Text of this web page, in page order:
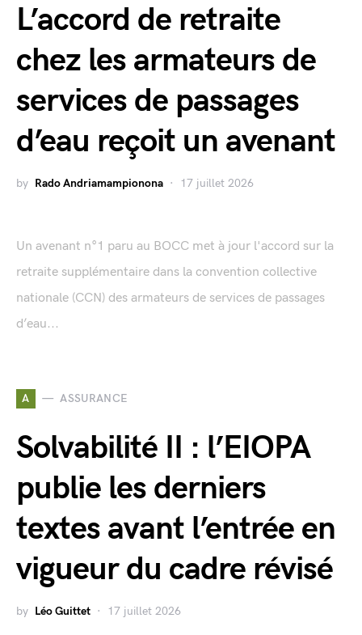
L’accord de retraite
chez les armateurs de
services de passages
d’eau reçoit un avenant
by Rado Andriamampionona 17 juillet 2026
Un avenant n°1 paru au BOCC met à jour l'accord sur la
retraite supplémentaire dans la convention collective
nationale (CCN) des armateurs de services de passages
d’eau...
A ASSURANCE
Solvabilité II : l’EIOPA
publie les derniers
textes avant l’entrée en
vigueur du cadre révisé
by Léo Guittet 17 juillet 2026